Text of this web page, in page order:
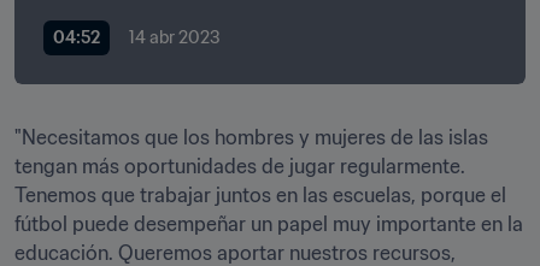
04:52 14 abr 2023
"Necesitamos que los hombres y mujeres de las islas
tengan más oportunidades de jugar regularmente.
Tenemos que trabajar juntos en las escuelas, porque el
fútbol puede desempeñar un papel muy importante en la
educación. Queremos aportar nuestros recursos,